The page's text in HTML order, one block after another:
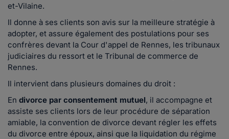
et-Vilaine.
Il donne à ses clients son avis sur la meilleure stratégie à
adopter, et assure également des postulations pour ses
confrères devant la Cour d'appel de Rennes, les tribunaux
judiciaires du ressort et le Tribunal de commerce de
Rennes.
Il intervient dans plusieurs domaines du droit :
En divorce par consentement mutuel, il accompagne et
assiste ses clients lors de leur procédure de séparation
amiable, la convention de divorce devant régler les effets
du divorce entre époux, ainsi que la liquidation du régime